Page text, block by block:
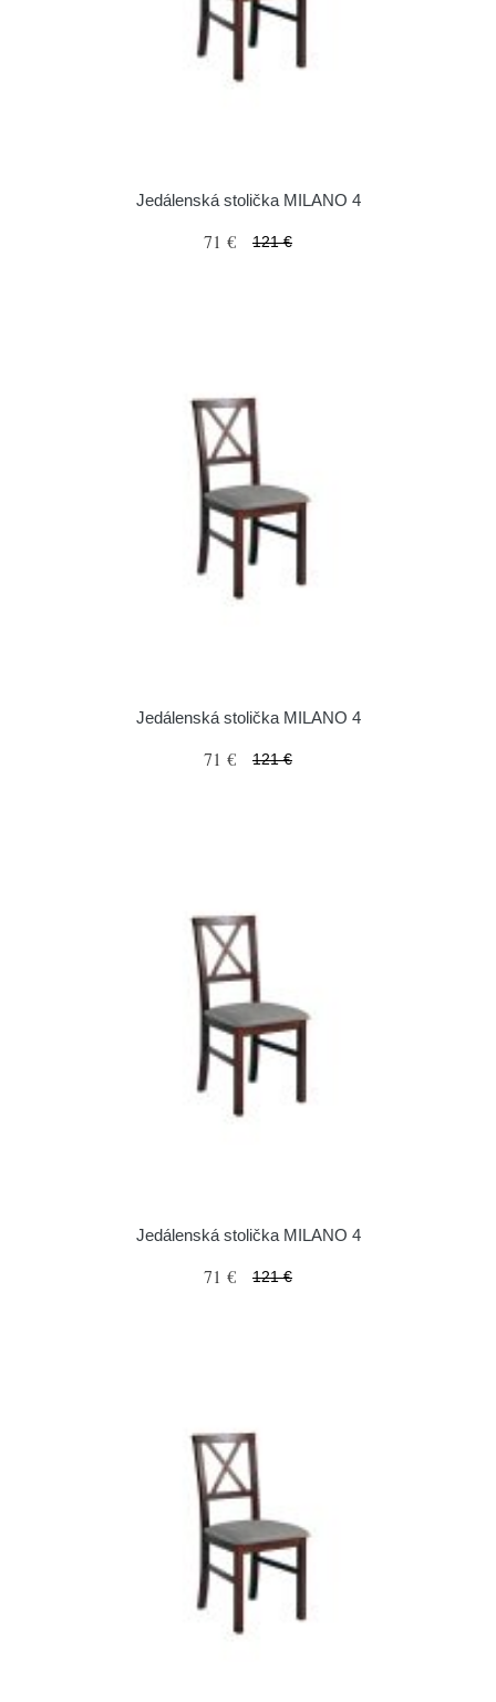
Jedálenská stolička MILANO 4
71 € 121 €
Jedálenská stolička MILANO 4
71 € 121 €
Jedálenská stolička MILANO 4
71 € 121 €